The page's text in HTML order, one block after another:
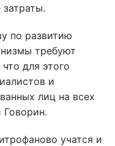
по развитию
требуют
для этого
и
лиц на всех
Говорин.
учатся и